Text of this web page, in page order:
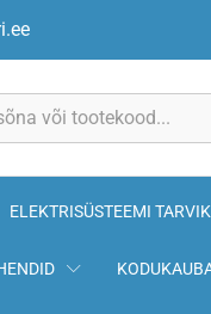
ELEKTRISÜSTEEMI